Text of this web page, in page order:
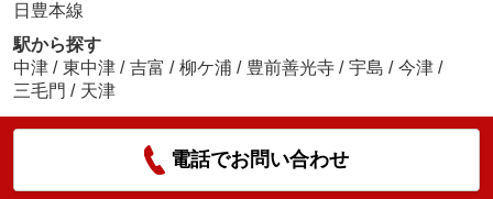
日豊本線
駅から探す
中津 / 東中津 / 吉富 / 柳ケ浦 / 豊前善光寺 / 宇島 / 今津 /
三毛門 / 天津
電話でお問い合わせ